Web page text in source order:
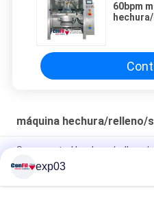
60bpm
máquina hechura/relleno/
Servocontrol hechura/relleno/
vertical de Max Film Width
empaquetadora linear 15bpm
exp03